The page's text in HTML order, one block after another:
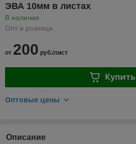
ЭВА 10мм в листах
В наличии
Опт и розница
от 200 руб./лист
Купить
Оптовые цены
Описание